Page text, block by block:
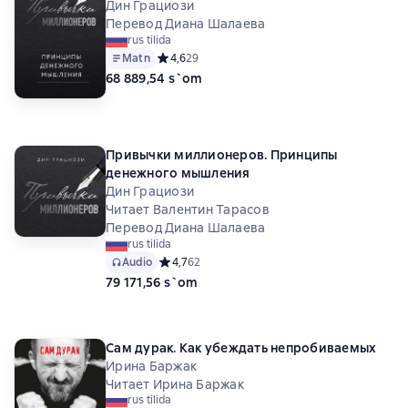
Дин Грациози
Перевод Диана Шалаева
rus tilida
Matn Средний рейтинг 4,6 на основе 29 оценок
4,629
68 889,54 s`om
Привычки миллионеров. Принципы
денежного мышления
Дин Грациози
Читает Валентин Тарасов
Перевод Диана Шалаева
rus tilida
Audio Средний рейтинг 4,7 на основе 62 оценок
4,762
79 171,56 s`om
Сам дурак. Как убеждать непробиваемых
Ирина Баржак
Читает Ирина Баржак
rus tilida